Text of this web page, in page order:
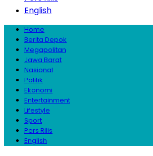
English
Home
Berita Depok
Megapolitan
Jawa Barat
Nasional
Politik
Ekonomi
Entertainment
Lifestyle
Sport
Pers Rilis
English